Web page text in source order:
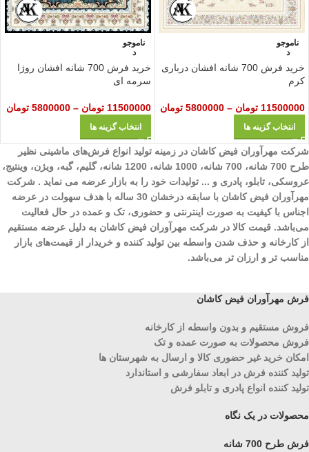
ناموجو
د
خرید فرش 700 شانه افشان درباری
کرم
11500000 تومان –
5800000 تومان
انتخاب گزینه ها
ناموجو
د
خرید فرش 700 شانه افشان روژا
سرمه ای
11500000 تومان –
5800000 تومان
انتخاب گزینه ها
شرکت مهرآوران فیض کاشان در زمینه تولید انواع فرش‌های ماشینی نظیر
طرح 700 شانه، 700 شانه، 1000 شانه، 1200 شانه، گلیم، گبه، ویژن، وینتیج،
عروسکی، تابلو، پادری و ... تولیدات خود را به بازار عرضه می نماید . شرکت
مهرآوران فیض کاشان با سابقه درخشان 30 ساله با هدف سهولت در عرضه
اجناس با کیفیت به صورت اینترنتی و حضوری، تک و عمده در حال فعالیت
می‌باشد. قیمت کالا در شرکت مهرآوران فیض کاشان به دلیل عرضه مستقیم
از کارخانه و حذف شدن واسطه بین تولید کننده و خریدار از قیمت‌های بازار
مناسب تر و ارزان تر می‌باشد.
فرش مهرآوران فیض کاشان
فروش مستقیم و بدون واسطه از کارخانه
فروش محصولات به صورت عمده و تک
امکان خرید غیر حضوری کالا و ارسال به شهرستان ها
تولید کننده فرش در ابعاد سفارشی و استاندارد
تولید کننده انواع پادری و تابلو فرش
محصولات در یک نگاه
فرش طرح 700 شانه